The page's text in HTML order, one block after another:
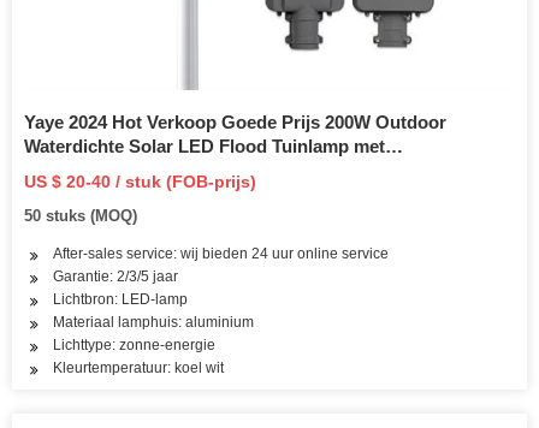
Yaye 2024 Hot Verkoop Goede Prijs 200W Outdoor
Waterdichte Solar LED Flood Tuinlamp met
Afstandsbediening (Beschikbare Watts:
50W/100W/200W/300W/400W)
US $ 20-40 / stuk (FOB-prijs)
50 stuks (MOQ)
After-sales service: wij bieden 24 uur online service
Garantie: 2/3/5 jaar
Lichtbron: LED-lamp
Materiaal lamphuis: aluminium
Lichttype: zonne-energie
Kleurtemperatuur: koel wit